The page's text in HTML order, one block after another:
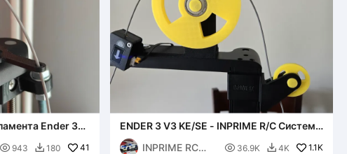
Ender 3
 943  180 41
ENDER 3 V3 KE/SE - INPRIME R/C Система
направляющей для филамента
INPRIME RC
 36.9K  4K 1.1K